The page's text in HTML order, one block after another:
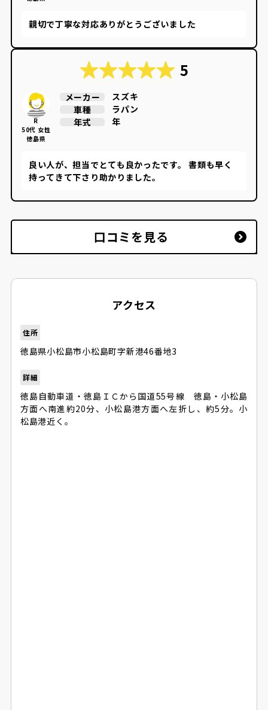
親切で丁寧な対応ありがとうございました
5
R
50代 女性
徳島県
メーカー
スズキ
車種
ラパン
年式
年
良い人が、担当でとても良かったです。 書類も早く
持ってきて下さり助かりました。
口コミを見る
アクセス
住所
徳島県小松島市小松島町字新港46番地3
詳細
徳島自動車道・徳島ＩＣから国道55号線 徳島・小松島
方面へ南進約20分、小松島港方面へ左折し、約5分。小
松島港近く。